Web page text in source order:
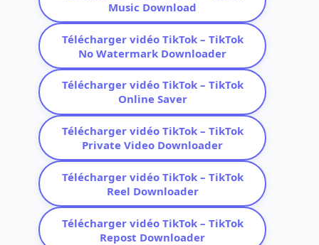
Music Download
Télécharger vidéo TikTok – TikTok
No Watermark Downloader
Télécharger vidéo TikTok – TikTok
Online Saver
Télécharger vidéo TikTok – TikTok
Private Video Downloader
Télécharger vidéo TikTok – TikTok
Reel Downloader
Télécharger vidéo TikTok – TikTok
Repost Downloader